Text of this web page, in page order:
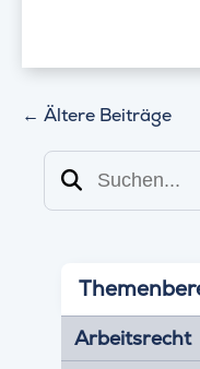
← Ältere Beiträge
Suchen
Arbeitsrecht